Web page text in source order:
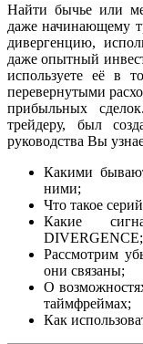
Найти бычье или
даже начинающему
дивергенцию,
даже опытный
используете её в
перевернутыми
прибыльных
трейдеру, был
руководства Вы
Какими
ними;
Что такое
Какие
DIVERGENCE;
Рассмотрим
они связаны;
О
таймфреймах;
Как